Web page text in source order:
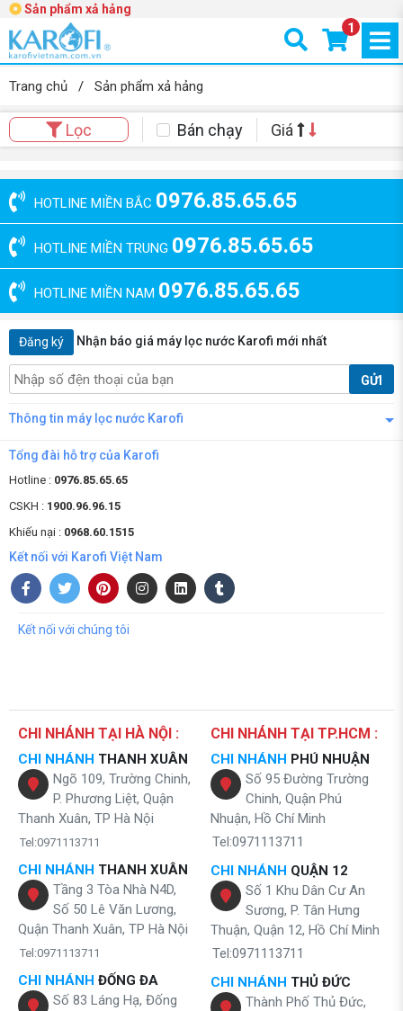
Sản phẩm xả hảng
1
Trang chủ / Sản phẩm xả hảng
Lọc Bán chạy Giá
HOTLINE MIỀN BẮC 0976.85.65.65
HOTLINE MIỀN TRUNG 0976.85.65.65
HOTLINE MIỀN NAM 0976.85.65.65
Đăng ký Nhận báo giá máy lọc nước Karofi mới nhất
GỬI
Thông tin máy lọc nước Karofi
Tổng đài hỗ trợ của Karofi
Hotline : 0976.85.65.65
CSKH : 1900.96.96.15
Khiếu nại : 0968.60.1515
Kết nối với Karofi Việt Nam
Kết nối với chúng tôi
CHI NHÁNH TẠI HÀ NỘI :
CHI NHÁNH THANH XUÂN
Ngõ 109, Trường Chinh,
P. Phương Liệt, Quận
Thanh Xuân, TP Hà Nội
Tel:0971113711
CHI NHÁNH THANH XUÂN
Tầng 3 Tòa Nhà N4D,
Số 50 Lê Văn Lương,
Quận Thanh Xuân, TP Hà Nội
Tel:0971113711
CHI NHÁNH ĐỐNG ĐA
Số 83 Láng Hạ, Đống
CHI NHÁNH TẠI TP.HCM :
CHI NHÁNH PHÚ NHUẬN
Số 95 Đường Trường
Chinh, Quận Phú
Nhuận, Hồ Chí Minh
Tel:0971113711
CHI NHÁNH QUẬN 12
Số 1 Khu Dân Cư An
Sương, P. Tân Hưng
Thuận, Quận 12, Hồ Chí Minh
Tel:0971113711
CHI NHÁNH THỦ ĐỨC
Thành Phố Thủ Đức,